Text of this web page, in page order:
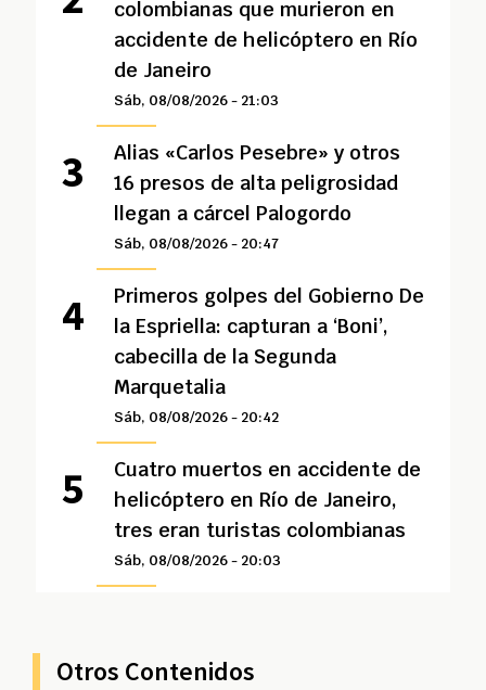
colombianas que murieron en
accidente de helicóptero en Río
de Janeiro
Sáb, 08/08/2026 - 21:03
Alias «Carlos Pesebre» y otros
16 presos de alta peligrosidad
llegan a cárcel Palogordo
Sáb, 08/08/2026 - 20:47
Primeros golpes del Gobierno De
la Espriella: capturan a ‘Boni’,
cabecilla de la Segunda
Marquetalia
Sáb, 08/08/2026 - 20:42
Cuatro muertos en accidente de
helicóptero en Río de Janeiro,
tres eran turistas colombianas
Sáb, 08/08/2026 - 20:03
Otros Contenidos